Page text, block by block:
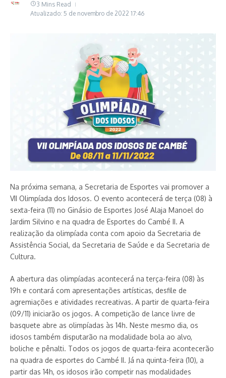
3 Mins Read
Atualizado: 5 de novembro de 2022 17:46
Na próxima semana, a Secretaria de Esportes vai promover a
VII Olimpíada dos Idosos. O evento acontecerá de terça (08) à
sexta-feira (11) no Ginásio de Esportes José Alaja Manoel do
Jardim Silvino e na quadra de Esportes do Cambé II. A
realização da olimpíada conta com apoio da Secretaria de
Assistência Social, da Secretaria de Saúde e da Secretaria de
Cultura.
A abertura das olimpíadas acontecerá na terça-feira (08) às
19h e contará com apresentações artísticas, desfile de
agremiações e atividades recreativas. A partir de quarta-feira
(09/11) iniciarão os jogos. A competição de lance livre de
basquete abre as olimpíadas às 14h. Neste mesmo dia, os
idosos também disputarão na modalidade bola ao alvo,
boliche e pênalti. Todos os jogos de quarta-feira acontecerão
na quadra de esportes do Cambé II. Já na quinta-feira (10), a
partir das 14h, os idosos irão competir nas modalidades